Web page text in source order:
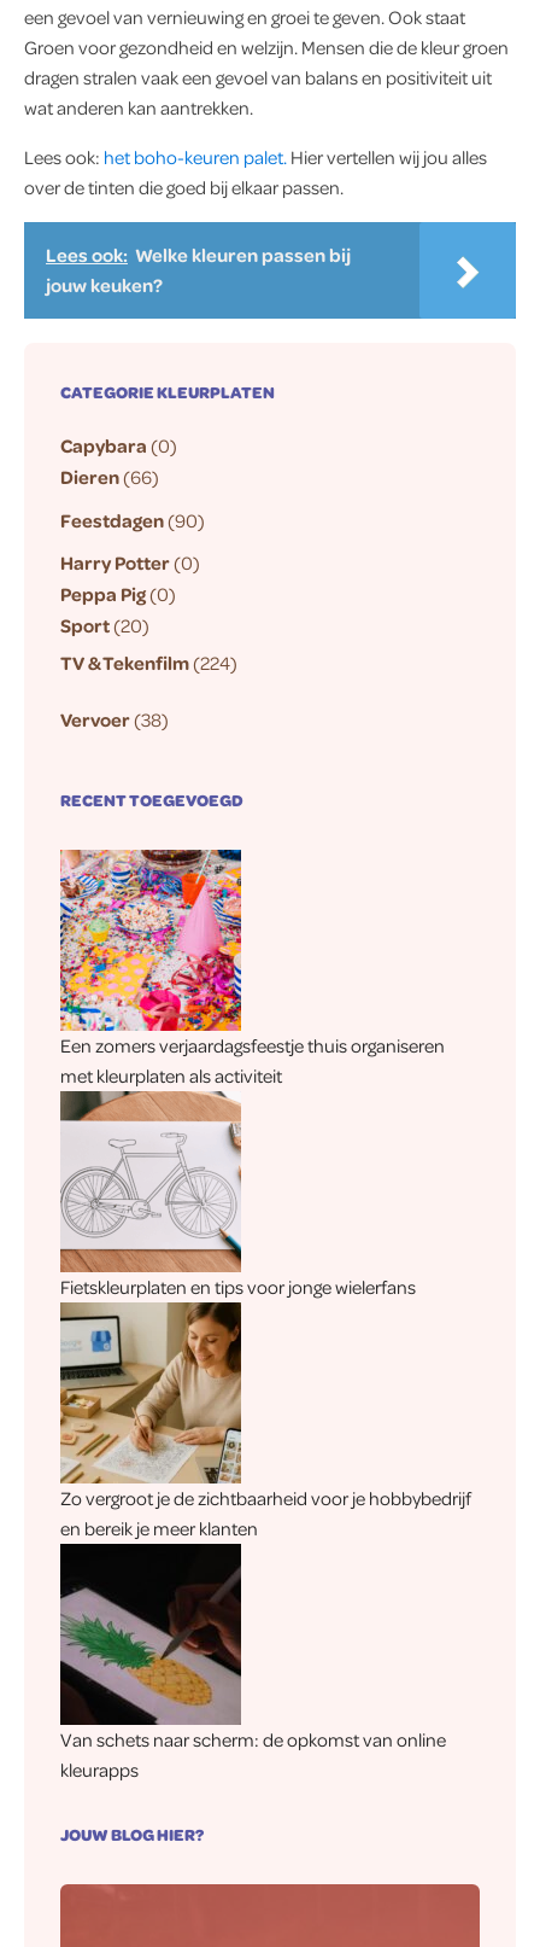
een gevoel van vernieuwing en groei te geven. Ook staat
Groen voor gezondheid en welzijn. Mensen die de kleur groen
dragen stralen vaak een gevoel van balans en positiviteit uit
wat anderen kan aantrekken.
Lees ook: het boho-keuren palet. Hier vertellen wij jou alles
over de tinten die goed bij elkaar passen.
Lees ook: Welke kleuren passen bij
jouw keuken?
CATEGORIE KLEURPLATEN
Capybara (0)
Dieren(66)
Feestdagen(90)
Harry Potter(0)
Peppa Pig(0)
Sport(20)
TV & Tekenfilm(224)
Vervoer(38)
RECENT TOEGEVOEGD
Een zomers verjaardagsfeestje thuis organiseren
met kleurplaten als activiteit
Fietskleurplaten en tips voor jonge wielerfans
Zo vergroot je de zichtbaarheid voor je hobbybedrijf
en bereik je meer klanten
Van schets naar scherm: de opkomst van online
kleurapps
JOUW BLOG HIER?